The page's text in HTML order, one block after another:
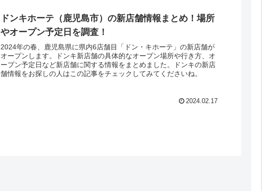
ドンキホーテ（鹿児島市）の新店舗情報まとめ！場所
やオープン予定日を調査！
2024年の春、鹿児島県に県内6店舗目「ドン・キホーテ」の新店舗が
オープンします。ドンキ新店舗の具体的なオープン場所や行き方、オ
ープン予定日など新店舗に関する情報をまとめました。ドンキの新店
舗情報をお探しの人はこの記事をチェックしてみてくださいね。
2024.02.17